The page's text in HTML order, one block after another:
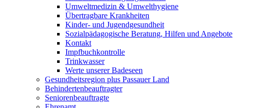
Umweltmedizin & Umwelthygiene
Übertragbare Krankheiten
Kinder- und Jugendgesundheit
Sozialpädagogische Beratung, Hilfen und Angebote
Kontakt
Impfbuchkontrolle
Trinkwasser
Werte unserer Badeseen
Gesundheitsregion plus Passauer Land
Behindertenbeauftragter
Seniorenbeauftragte